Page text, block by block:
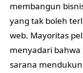
membangun
yang tak boleh
web. Mayoritas
menyadari
sarana